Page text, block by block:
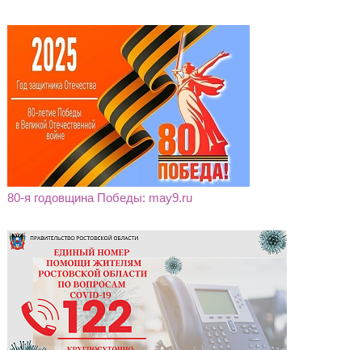
80-я годовщина Победы: may9.ru